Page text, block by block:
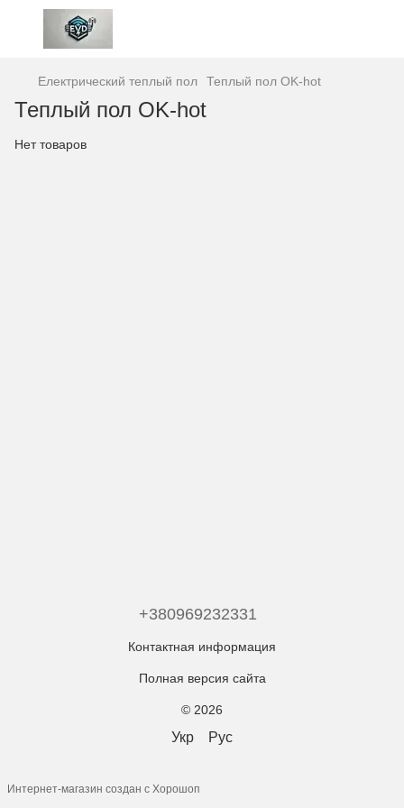
Електрический теплый пол Теплый пол OK-hot
Теплый пол OK-hot
Нет товаров
+380969232331
Контактная информация
Полная версия сайта
© 2026
Укр Рус
Интернет-магазин создан с Хорошоп